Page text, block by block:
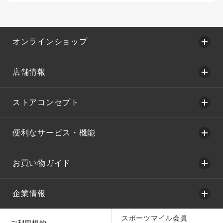
オンラインショップ
店舗情報
ストアコンセプト
便利なサービス・機能
お買い物ガイド
企業情報
スポーツマイル会員